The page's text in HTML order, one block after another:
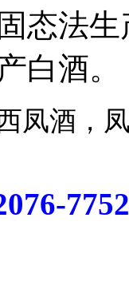
态法
白酒。
凤酒
7752